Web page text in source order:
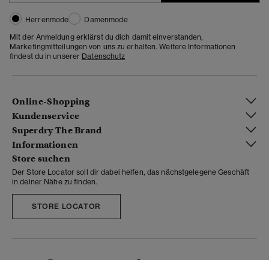
Herrenmode
Damenmode
Mit der Anmeldung erklärst du dich damit einverstanden,
Marketingmitteilungen von uns zu erhalten. Weitere Informationen
findest du in unserer Datenschutz
Online-Shopping
Kundenservice
Superdry The Brand
Informationen
Store suchen
Der Store Locator soll dir dabei helfen, das nächstgelegene Geschäft
in deiner Nähe zu finden.
STORE LOCATOR